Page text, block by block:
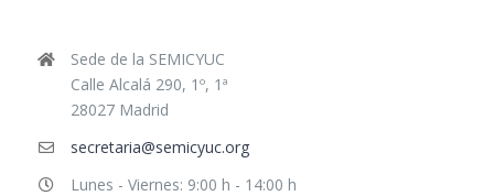
Sede de la SEMICYUC
Calle Alcalá 290, 1º, 1ª
28027 Madrid
secretaria@semicyuc.org
Lunes - Viernes: 9:00 h - 14:00 h